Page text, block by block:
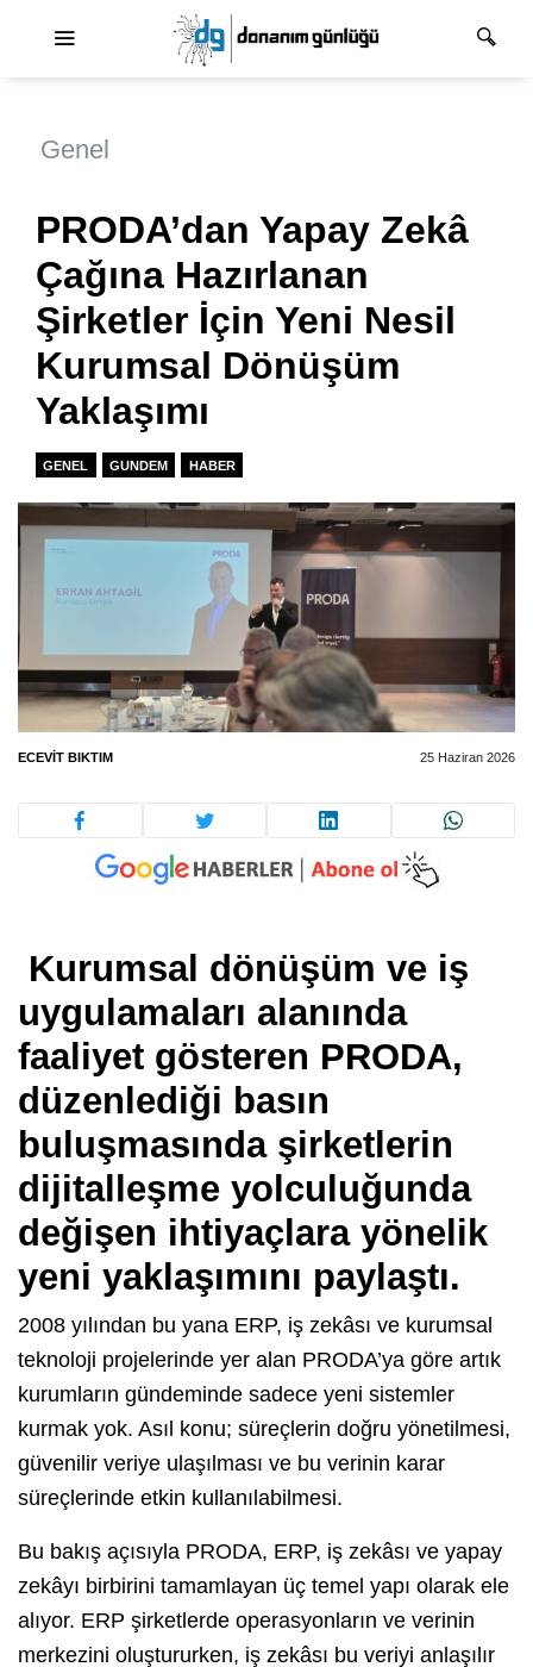
Genel
PRODA’dan Yapay Zekâ
Çağına Hazırlanan
Şirketler İçin Yeni Nesil
Kurumsal Dönüşüm
Yaklaşımı
GENEL GUNDEM HABER
ECEVIT BIKTIM 25 Haziran 2026
Kurumsal dönüşüm ve iş
uygulamaları alanında
faaliyet gösteren PRODA,
düzenlediği basın
buluşmasında şirketlerin
dijitalleşme yolculuğunda
değişen ihtiyaçlara yönelik
yeni yaklaşımını paylaştı.
2008 yılından bu yana ERP, iş zekâsı ve kurumsal
teknoloji projelerinde yer alan PRODA’ya göre artık
kurumların gündeminde sadece yeni sistemler
kurmak yok. Asıl konu; süreçlerin doğru yönetilmesi,
güvenilir veriye ulaşılması ve bu verinin karar
süreçlerinde etkin kullanılabilmesi.
Bu bakış açısıyla PRODA, ERP, iş zekâsı ve yapay
zekâyı birbirini tamamlayan üç temel yapı olarak ele
alıyor. ERP şirketlerde operasyonların ve verinin
merkezini oluştururken, iş zekâsı bu veriyi anlaşılır